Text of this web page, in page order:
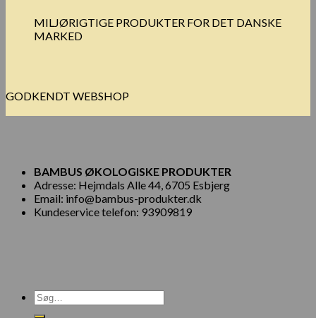
MILJØRIGTIGE PRODUKTER FOR DET DANSKE
MARKED
GODKENDT WEBSHOP
BAMBUS ØKOLOGISKE PRODUKTER
Adresse: Hejmdals Alle 44, 6705 Esbjerg
Email: info@bambus-produkter.dk
Kundeservice telefon: 93909819
Søg
efter: